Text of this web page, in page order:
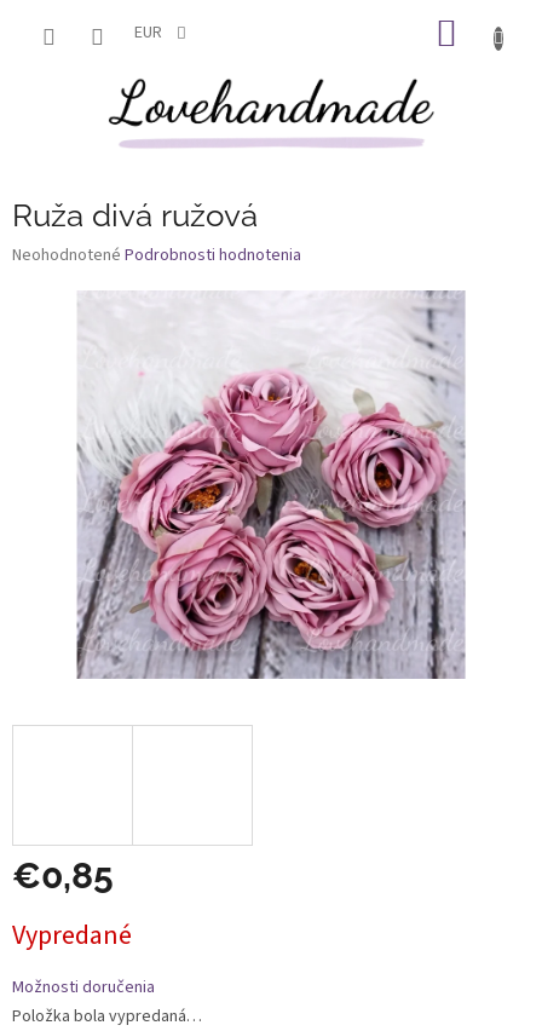
EUR
Ruža divá ružová
Priemerné
hviezdičiek.
Neohodnotené Podrobnosti hodnotenia
€0,85
cena:
Vypredané
Možnosti doručenia
Položka bola vypredaná…